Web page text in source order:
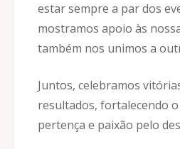
estar sempre a par dos
mostramos apoio às
também nos unimos a
Juntos, celebramos
resultados, fortalecendo
pertença e paixão pelo